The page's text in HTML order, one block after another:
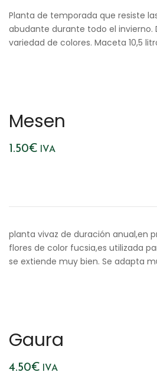
Planta de temporada que resiste
abudante durante todo el invierno.
variedad de colores. Maceta 10,5
Mesen
1.50€ IVA
planta vivaz de duración anual,en
flores de color fucsia,es utilizada
se extiende muy bien. Se adapta
Gaura
4.50€ IVA